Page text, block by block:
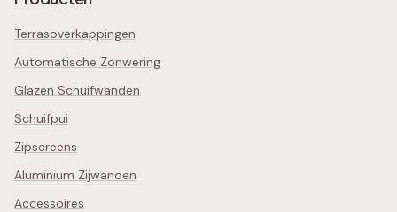
Terrasoverkappingen
Automatische Zonwering
Glazen Schuifwanden
Schuifpui
Zipscreens
Aluminium Zijwanden
Accessoires